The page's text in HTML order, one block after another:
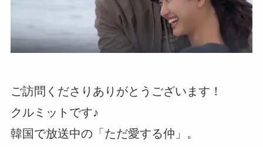
ご訪問くださりありがとうございます！
クルミットです♪
韓国で放送中の「ただ愛する仲」。